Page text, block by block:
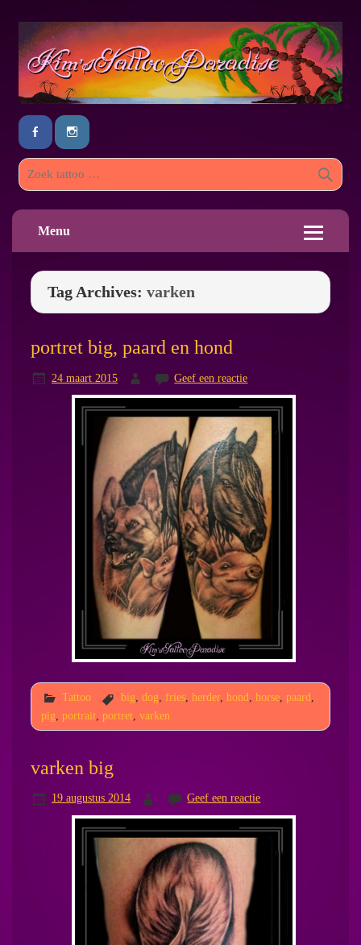
Menu
Tag Archives: varken
portret big, paard en hond
24 maart 2015 Geef een reactie
Tattoo big dog fries, herder, hond horse, paard
pig
portrait, portret, varken
varken big
19 augustus 2014 Geef een reactie